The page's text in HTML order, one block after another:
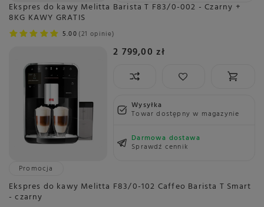
Ekspres do kawy Melitta Barista T F83/0-002 - Czarny +
8KG KAWY GRATIS
5.00 21 opinie
2 799,00 zł
Wysyłka
Towar dostępny w magazynie
Darmowa dostawa
Sprawdź cennik
Promocja
Ekspres do kawy Melitta F83/0-102 Caffeo Barista T Smart
- czarny